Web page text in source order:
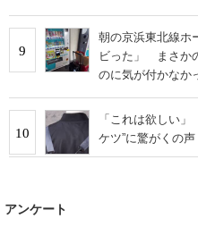
9
朝の京浜東北線
ビった」 まさか
のに気が付かなか
10
「これは欲しい
ケツ”に驚がくの
アンケート